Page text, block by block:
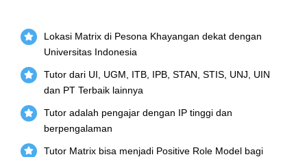
Lokasi Matrix di Pesona Khayangan dekat dengan
Universitas Indonesia
Tutor dari UI, UGM, ITB, IPB, STAN, STIS, UNJ, UIN
dan PT Terbaik lainnya
Tutor adalah pengajar dengan IP tinggi dan
berpengalaman
Tutor Matrix bisa menjadi Positive Role Model bagi